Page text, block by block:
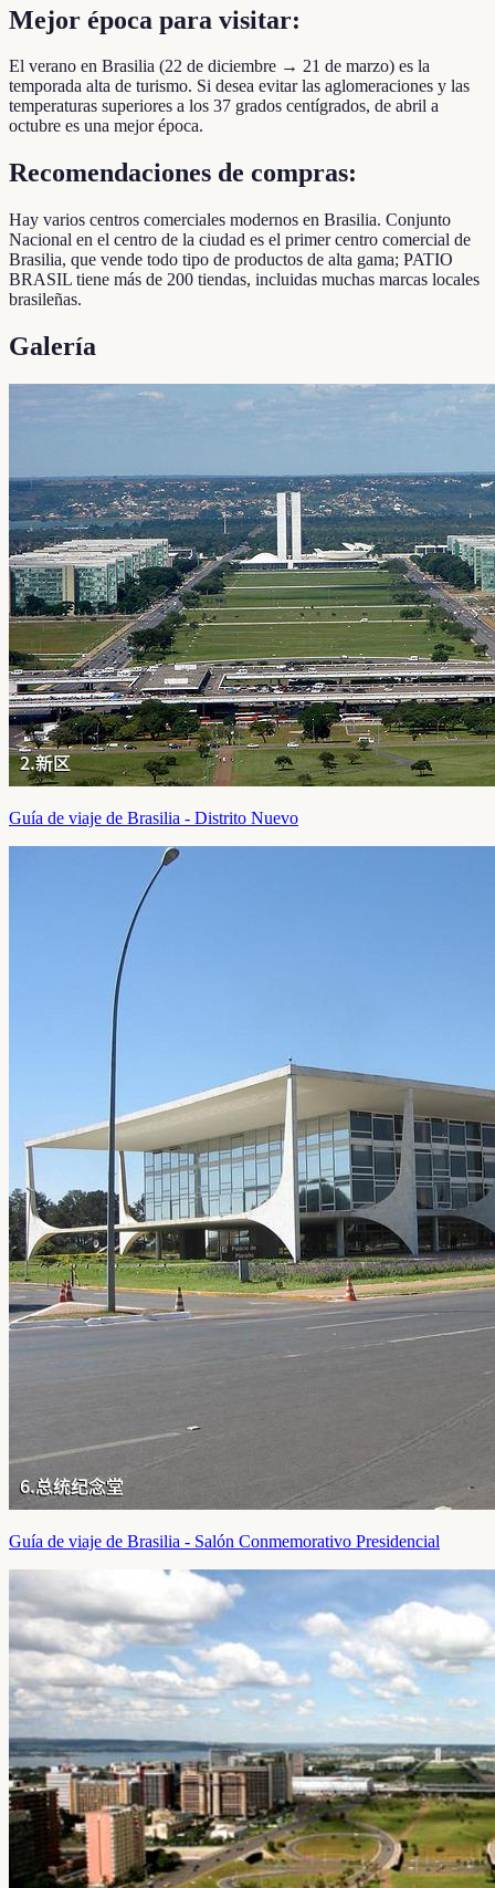
Mejor época para visitar:
El verano en Brasilia (22 de diciembre → 21 de marzo) es la
temporada alta de turismo. Si desea evitar las aglomeraciones y las
temperaturas superiores a los 37 grados centígrados, de abril a
octubre es una mejor época.
Recomendaciones de compras:
Hay varios centros comerciales modernos en Brasilia. Conjunto
Nacional en el centro de la ciudad es el primer centro comercial de
Brasilia, que vende todo tipo de productos de alta gama; PATIO
BRASIL tiene más de 200 tiendas, incluidas muchas marcas locales
brasileñas.
Galería
Guía de viaje de Brasilia - Distrito Nuevo
Guía de viaje de Brasilia - Salón Conmemorativo Presidencial